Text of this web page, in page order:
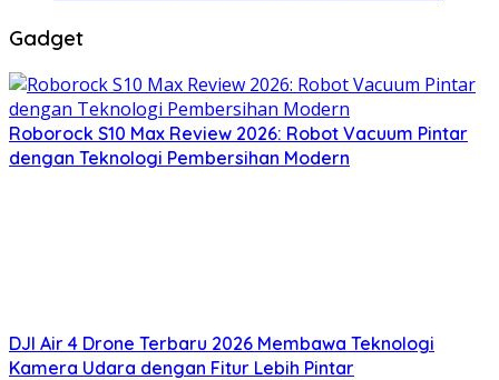
Gadget
Roborock S10 Max Review 2026: Robot Vacuum Pintar
dengan Teknologi Pembersihan Modern
DJI Air 4 Drone Terbaru 2026 Membawa Teknologi
Kamera Udara dengan Fitur Lebih Pintar